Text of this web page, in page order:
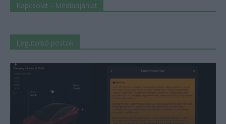
Kapcsolat - Médiaajánlat
Legutolsó postok